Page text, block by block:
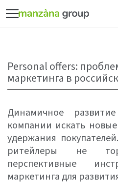
Personal offers:
маркетинга в
Динамичное
компании искать
удержания
ритейлеры не
перспективные
маркетинга для